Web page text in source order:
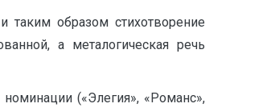
таким образом стихотворение
а металогическая речь
(«Элегия», «Романс»,